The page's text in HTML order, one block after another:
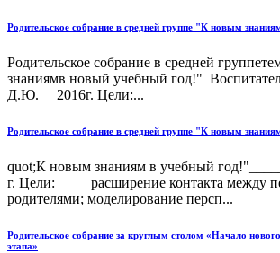
Родительское собрание в средней группе "К новым
Родительское собрание в средней
знаниямв новый учебный год!"
Д.Ю. 2016г. Цели:...
Родительское собрание в средней группе "К новым
quot;К новым знаниям в учебный
г. Цели: расширение контакта между
родителями; моделирование персп...
Родительское собрание за круглым столом «Начало
этапа»